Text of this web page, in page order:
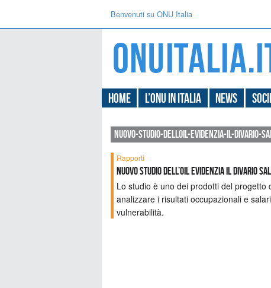
Benvenuti su ONU Italia
Home L’ONU in Italia News
nuovo-studio-delloil-evidenzia-il-divario-
Rapporti
Nuovo studio dell’OIL evidenzia il divario
Lo studio è uno dei prodotti del progetto
analizzare i risultati occupazionali e
vulnerabilità.